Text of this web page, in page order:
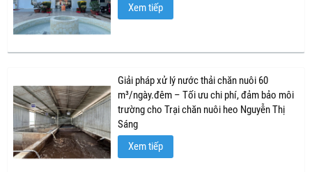
Xem tiếp
Giải pháp xử lý nước thải chăn nuôi 60
m³/ngày.đêm – Tối ưu chi phí, đảm bảo môi
trường cho Trại chăn nuôi heo Nguyễn Thị
Sáng
Xem tiếp